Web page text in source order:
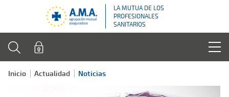
LA MUTUA DE LOS
PROFESIONALES
SANITARIOS
Inicio Actualidad Noticias